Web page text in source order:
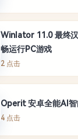
Winlator 11.0 最终
畅运行PC游戏
2 点击
Operit 安卓全能AI智
4 点击